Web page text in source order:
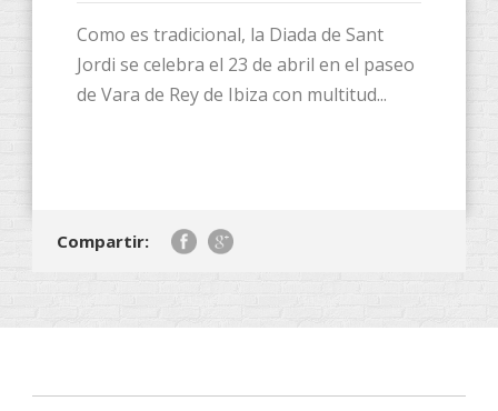
Como es tradicional, la Diada de Sant
Jordi se celebra el 23 de abril en el paseo
de Vara de Rey de Ibiza con multitud...
Compartir: